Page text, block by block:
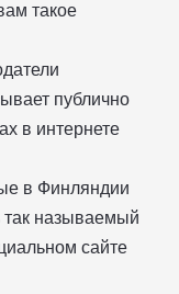
такое
публично
в интернете
в Финляндии
так называемый
сайте